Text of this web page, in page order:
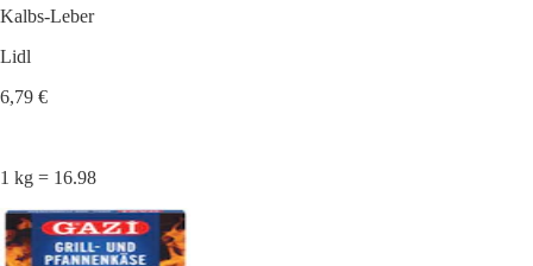
Kalbs-Leber
Lidl
6,79 €
1 kg = 16.98